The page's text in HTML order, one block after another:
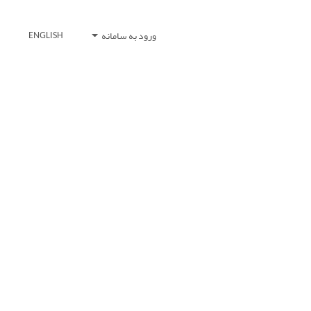
ورود به سامانه ENGLISH